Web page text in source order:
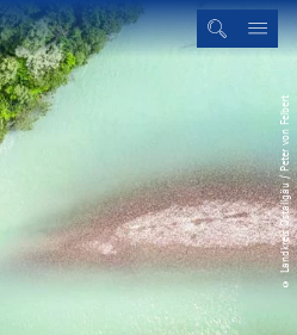
© Landkreis Ostallgäu / Peter von Felbert